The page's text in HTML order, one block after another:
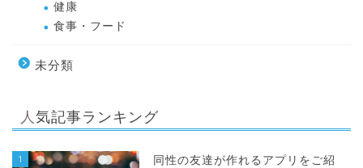
健康
食事・フード
未分類
人気記事ランキング
1
同性の友達が作れるアプリをご紹